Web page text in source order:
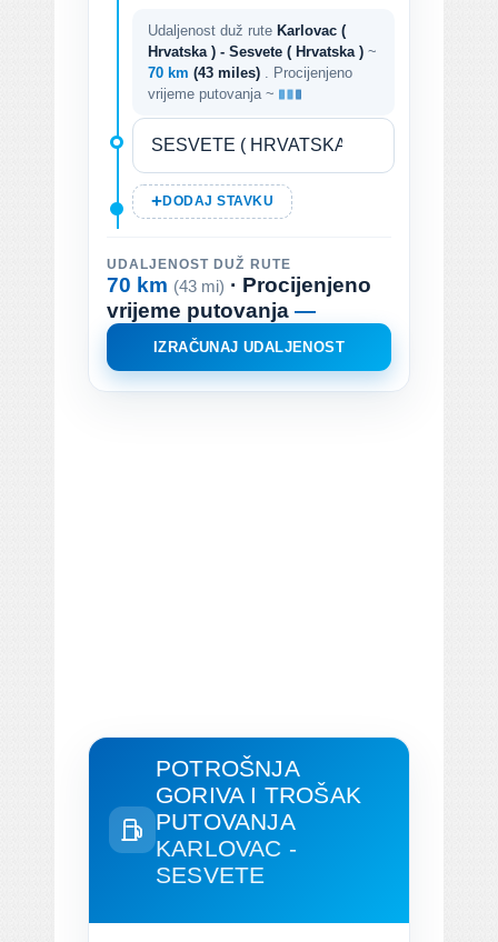
Udaljenost duž rute Karlovac (
Hrvatska ) - Sesvete ( Hrvatska ) ~
70 km (43 miles)
. Procijenjeno
vrijeme putovanja ~
DODAJ STAVKU
UDALJENOST DUŽ RUTE
70 km (43 mi) · Procijenjeno
vrijeme putovanja —
IZRAČUNAJ UDALJENOST
POTROŠNJA
GORIVA I TROŠAK
PUTOVANJA
KARLOVAC -
SESVETE